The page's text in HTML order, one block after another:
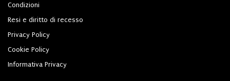
Condizioni
Resi e diritto di recesso
Privacy Policy
Cookie Policy
Informativa Privacy